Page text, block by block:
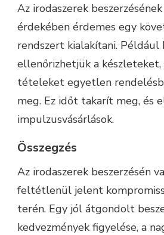
Az irodaszerek
érdekében érdemes egy
rendszert kialakítani. Például
ellenőrizhetjük a készleteket,
tételeket egyetlen
meg. Ez időt takarít meg, és
impulzusvásárlások.
Összegzés
Az irodaszerek beszerzésén
feltétlenül jelent
terén. Egy jól átgondolt
kedvezmények figyelése, a